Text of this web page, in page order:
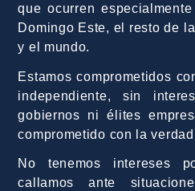
que ocurren
Domingo Este, el resto de
y el mundo.
Estamos comprometidos
independiente, sin
gobiernos ni élites
comprometido con la
No tenemos intereses
callamos ante